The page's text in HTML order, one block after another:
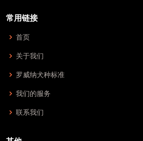
常用链接
首页
关于我们
罗威纳犬种标准
我们的服务
联系我们